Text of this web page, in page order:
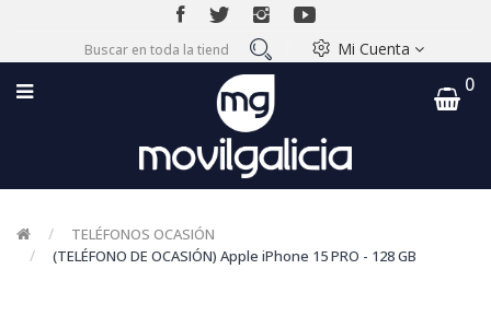
Mi Cuenta
0
TELÉFONOS OCASIÓN
(TELÉFONO DE OCASIÓN) Apple iPhone 15 PRO - 128 GB